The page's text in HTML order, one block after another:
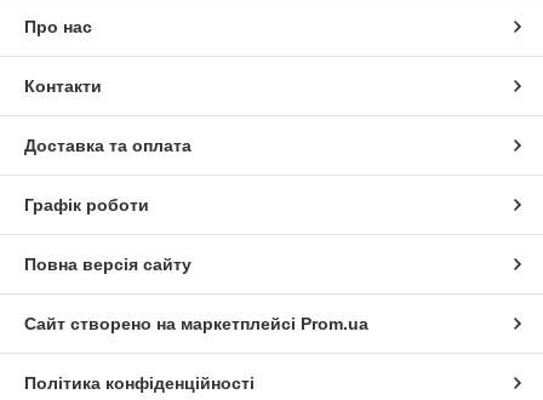
Про нас
Контакти
Доставка та оплата
Графік роботи
Повна версія сайту
Сайт створено на маркетплейсі Prom.ua
Політика конфіденційності